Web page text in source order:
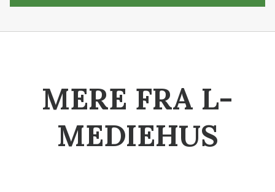
MERE FRA L-
MEDIEHUS